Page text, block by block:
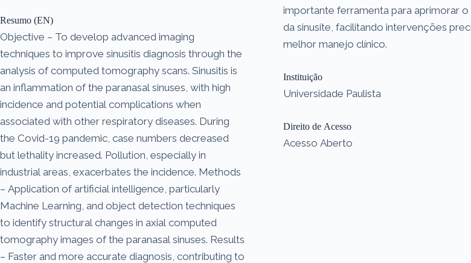
Resumo (EN)
Objective – To develop advanced imaging
techniques to improve sinusitis diagnosis through the
analysis of computed tomography scans. Sinusitis is
an inflammation of the paranasal sinuses, with high
incidence and potential complications when
associated with other respiratory diseases. During
the Covid-19 pandemic, case numbers decreased
but lethality increased. Pollution, especially in
industrial areas, exacerbates the incidence. Methods
– Application of artificial intelligence, particularly
Machine Learning, and object detection techniques
to identify structural changes in axial computed
tomography images of the paranasal sinuses. Results
– Faster and more accurate diagnosis, contributing to
importante ferramenta para aprimorar
da sinusite, facilitando intervenções
melhor manejo clínico.
Instituição
Universidade Paulista
Direito de Acesso
Acesso Aberto